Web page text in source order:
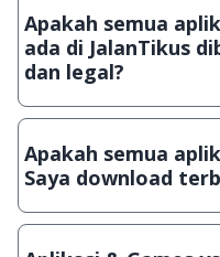
Apakah semua
ada di JalanTikus
dan legal?
Ya, JalanTikus hanya
crack, patch atau
Apakah semua
Saya download
Ya, JalanTikus selalu